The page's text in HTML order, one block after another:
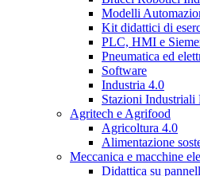
Modelli
Kit didattici di
PLC, HMI e
Pneumatica ed
Software
Industria 4.0
Stazioni Industriali
Agritech e Agrifood
Agricoltura 4.0
Alimentazione
Meccanica e macchine
Didattica su